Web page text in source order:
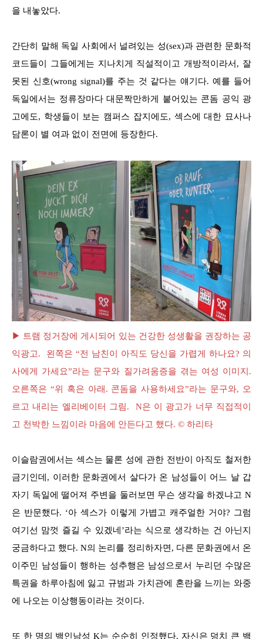
을 내놓았다.
간단히 말해 독일 사회에서 널려있는 성(sex)과 관련한 문화적
코드들이 그들에게는 지나치게 직설적이고 개방적이라서, 잘
못된 신호(wrong signal)를 주는 것 같다는 얘기다. 예를 들어
독일에서는 정류장마다 대문짝만하게 붙어있는 콘돔 공익 광
고에도, 학생들이 보는 캠퍼스 잡지에도, 섹스에 대한 묘사나
담론이 별 여과 없이 전면에 등장한다.
▶ 트램 정거장에 게시되어 있는 건강한 성생활을 권장하는 공
익광고. 왼쪽은 “전 남친이 아직도 당신을 가렵게 하나요? 의
사에게 가세요”라는 문구와 질가려움증을 겪는 여성 이미지.
오른쪽은 “위 혹은 아래. 콘돔을 사용하세요”라는 문구와, 오
르고 내리는 엘리베이터 그림. N은 이 광고가 너무 직접적이
고 천박한 느낌이라 마음에 안든다고 했다. © 하리타
이슬람권에서는 섹스는 물론 성에 관한 전반이 아직도 철저한
금기인데, 이러한 문화권에서 살다가 온 남성들이 어느 날 갑
자기 독일에 떨어져 주변을 둘러보면 무슨 생각을 하겠냐고 N
은 반문했다. ‘아 섹스가 이렇게 가볍고 캐주얼한 거야? 그럼
여기선 맘껏 즐길 수 있겠네’라는 식으로 생각하는 건 아닌지
궁금하다고 했다. N의 논리를 정리하자면, 다른 문화권에서 온
이주민 남성들이 행하는 성추행은 남성으로서 누리던 수많은
특권을 하루아침에 잃고 규범과 가치관에 혼란을 느끼는 와중
에 나오는 이상행동이라는 것이다.
또 한 명의 백인남성 K는 순순히 인정했다. 자신은 덩치 큰 백